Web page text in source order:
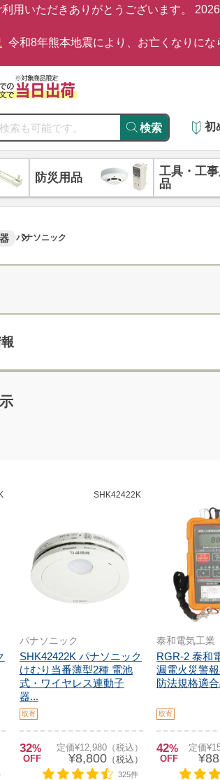
用いただきありがとうございます。
令和8年熊本地震により、お亡くなりに
検索 初
防災用品
工具・工事
品
パナソニック
SHK42422K
パナソニック
SHK42422K パナソニック
けむり当番薄型2種 電池
式・ワイヤレス連動子
器...
取寄
32%
OFF
定価¥12,980（税込）
¥8,800（税込）
325件
泰和電気工業
RGR-2 泰和
漏電火災警
防法規格適
取寄
42%
OFF
定価